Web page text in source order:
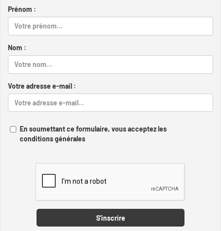
Prénom :
Nom :
Votre adresse e-mail :
En soumettant ce formulaire, vous acceptez les
conditions générales
S'inscrire